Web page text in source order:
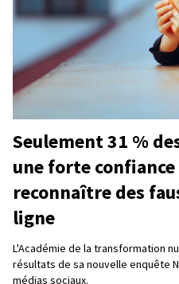
Seulement 31 %
une forte
reconnaître des
ligne
L'Académie de la transformation
résultats de sa nouvelle enquête
médias sociaux.